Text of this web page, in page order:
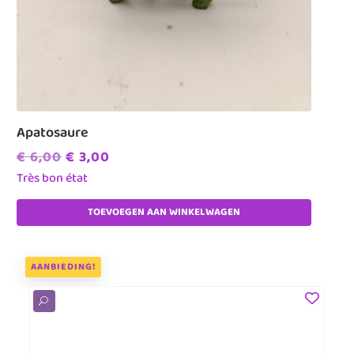
Apatosaure
€6,00Oorspronkelijke
prijs
was:
€ 6,00.
€ 3,00
is:
€ 3,00.
Très bon état
TOEVOEGEN AAN WINKELWAGEN
AANBIEDING!
U